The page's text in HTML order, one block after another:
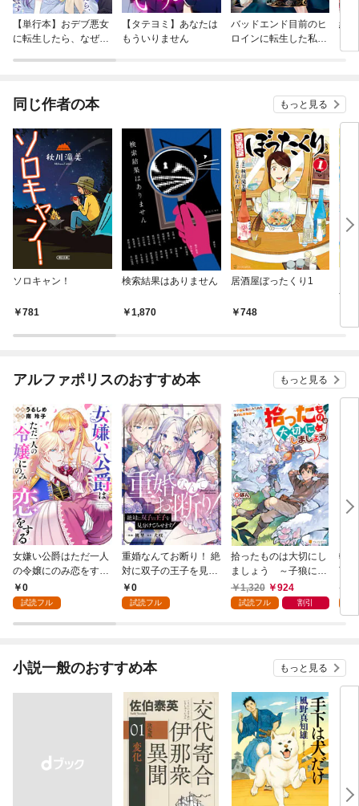
【単行本】おデブ悪女
に転生したら、なぜか
【タテヨミ】あなたは
もういりません
バッドエンド目前のヒ
ロインに転生した私、
結
同じ作者の本 もっと見る
ソロキャン！
781
検索結果はありません
1,870
居酒屋ぼったくり1
748
す
アルファポリスのおすすめ本 もっと見る
女嫌い公爵はただ一人
の令嬢にのみ恋をする
（分冊版）第１話
0
試読フル
重婚なんてお断り！ 絶
対に双子の王子を見分
けてみせます！（分冊
版） 第１話
0
試読フル
拾ったものは大切にし
ましょう ～子狼に気
に入られた男の転移物
語～
1,320 924
試読フル 割引
転
下
冒
小説一般のおすすめ本 もっと見る